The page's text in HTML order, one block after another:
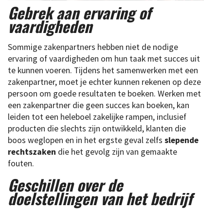
Gebrek aan ervaring of
vaardigheden
Sommige zakenpartners hebben niet de nodige
ervaring of vaardigheden om hun taak met succes uit
te kunnen voeren. Tijdens het samenwerken met een
zakenpartner, moet je echter kunnen rekenen op deze
persoon om goede resultaten te boeken. Werken met
een zakenpartner die geen succes kan boeken, kan
leiden tot een heleboel zakelijke rampen, inclusief
producten die slechts zijn ontwikkeld, klanten die
boos weglopen en in het ergste geval zelfs slepende
rechtszaken die het gevolg zijn van gemaakte
fouten.
Geschillen over de
doelstellingen van het bedrijf